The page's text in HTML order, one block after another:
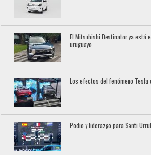
El Mitsubishi Destinator ya está
uruguayo
Los efectos del fenómeno Tesla
Podio y liderazgo para Santi